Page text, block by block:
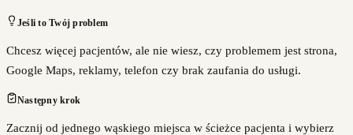
Jeśli to Twój problem
Chcesz więcej pacjentów, ale nie wiesz, czy problemem jest strona,
Google Maps, reklamy, telefon czy brak zaufania do usługi.
Następny krok
Zacznij od jednego wąskiego miejsca w ścieżce pacjenta i wybierz